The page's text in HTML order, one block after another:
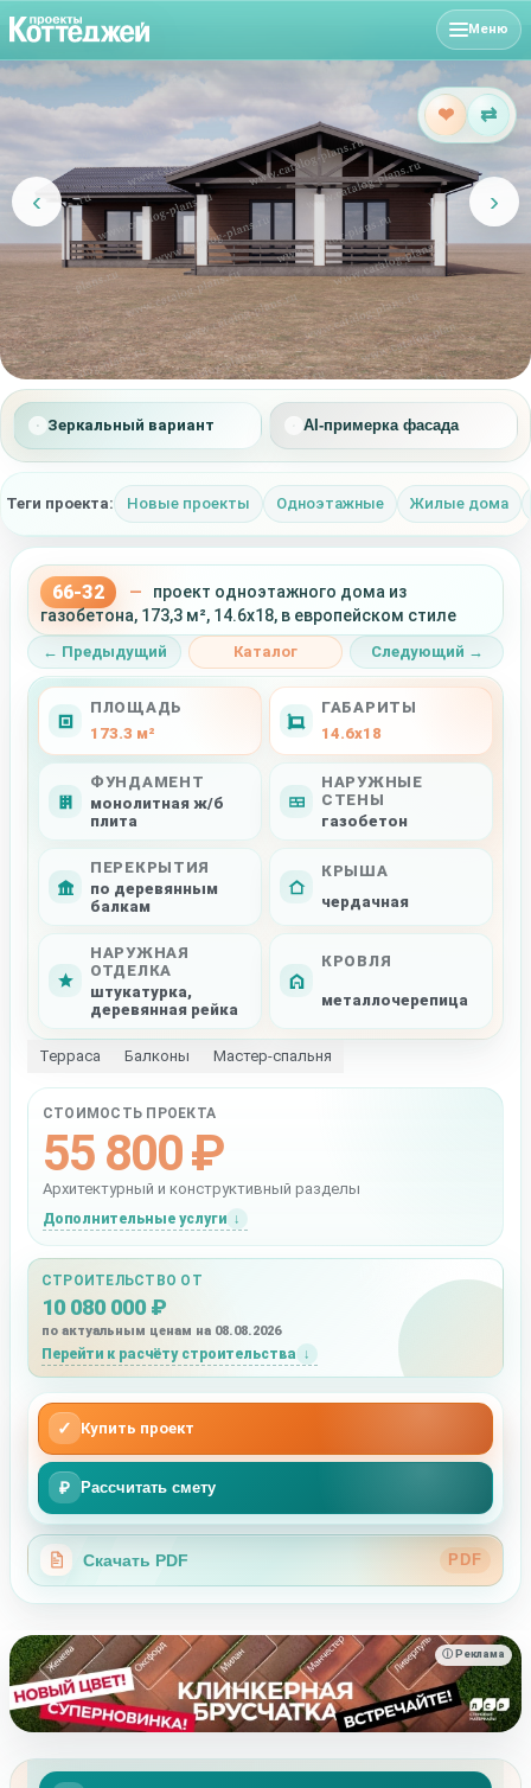
Меню
‹ ›
Зеркальный вариант AI-примерка фасада
Теги проекта: Новые проекты Одноэтажные Жилые дома
❤ ⇄
66-32 —
проект одноэтажного дома из
газобетона, 173,3 м², 14.6x18, в европейском стиле
← Предыдущий Каталог Следующий →
ПЛОЩАДЬ
173.3 м²
ГАБАРИТЫ
14.6x18
ФУНДАМЕНТ
монолитная ж/б
плита
НАРУЖНЫЕ
СТЕНЫ
газобетон
ПЕРЕКРЫТИЯ
по деревянным
балкам
КРЫША
чердачная
НАРУЖНАЯ
ОТДЕЛКА
штукатурка,
деревянная рейка
КРОВЛЯ
металлочерепица
Терраса Балконы Мастер-спальня
СТОИМОСТЬ ПРОЕКТА
55 800 ₽
Архитектурный и конструктивный разделы
Дополнительные услуги
СТРОИТЕЛЬСТВО ОТ
10 080 000 ₽
по актуальным ценам на 08.08.2026
Перейти к расчёту строительства
✓ Купить проект
₽ Рассчитать смету
Скачать PDF PDF
ⓘ Реклама